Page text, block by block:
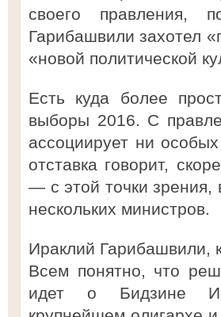
своего правления,
Гарибашвили захотел
«новой политической
Есть куда более
выборы 2016. С
ассоциирует ни
отставка говорит,
— с этой точки зрения,
нескольких министров.
Ираклий Гарибашвили,
Всем понятно, что
идет о Бидзине